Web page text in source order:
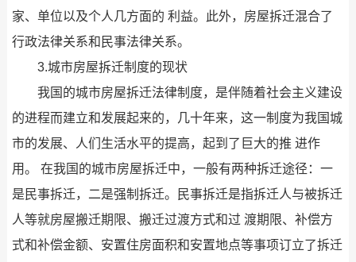
家、单位以及个人几方面的 利益。此外，房屋拆迁混合了
行政法律关系和民事法律关系。
3.城市房屋拆迁制度的现状
我国的城市房屋拆迁法律制度，是伴随着社会主义建设
的进程而建立和发展起来的，几十年来，这一制度为我国城
市的发展、人们生活水平的提高，起到了巨大的推 进作
用。 在我国的城市房屋拆迁中，一般有两种拆迁途径：一
是民事拆迁，二是强制拆迁。民事拆迁是指拆迁人与被拆迁
人等就房屋搬迁期限、搬迁过渡方式和过 渡期限、补偿方
式和补偿金额、安置住房面积和安置地点等事项订立了拆迁